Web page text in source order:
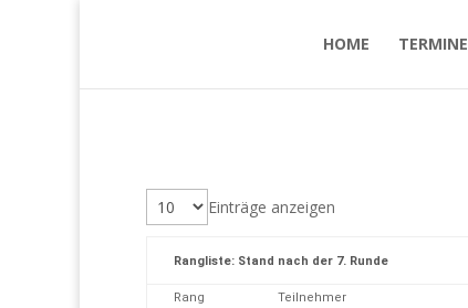
HOME TERMINE
Einträge anzeigen
Rangliste: Stand nach der 7. Runde
Rang Teilnehmer